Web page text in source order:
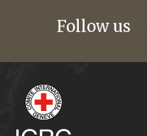
Follow us